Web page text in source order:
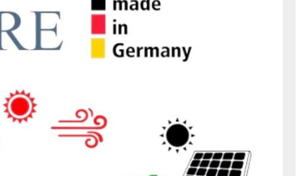
Kurz vor der Rettung der Welt
Adlershofer Start-up Boreal Light bringt sauberes
Trinkwasser und Öko-Strom in die ärmsten
Regionen der Erde